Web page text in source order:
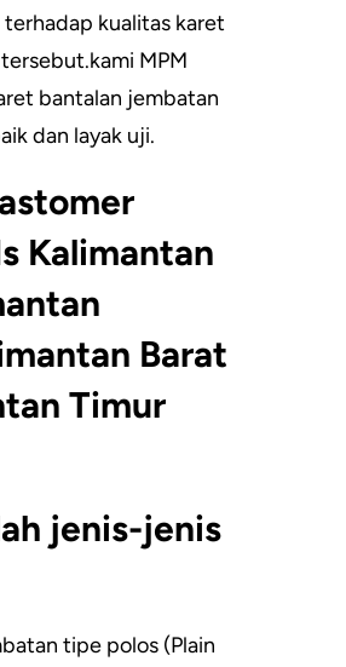
kualitas karet
MPM
bantalan jembatan
dan layak uji.
Kalimantan
Barat
Timur
jenis-jenis
tipe polos (Plain